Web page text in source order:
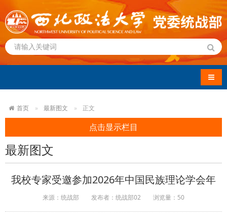
导航
首页 最新图文 正文
点击显示栏目
最新图文
我校专家受邀参加2026年中国民族理论学会年
来源：统战部 发布者：统战部02 浏览量： 50